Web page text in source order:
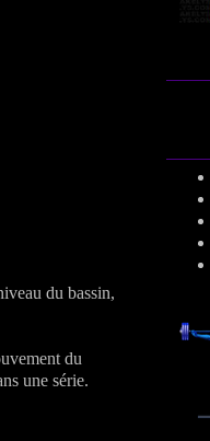
du bassin,
du
une série.